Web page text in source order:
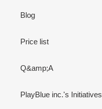
Blog
Price list
Q&amp;A
PlayBlue inc.'s Initiatives